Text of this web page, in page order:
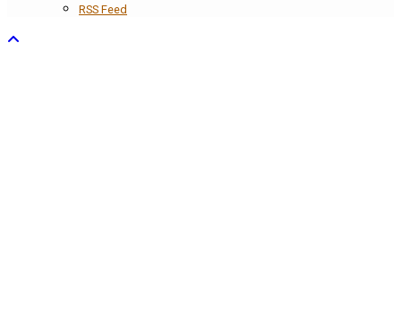
RSS Feed